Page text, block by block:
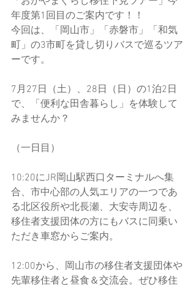
年度第1回目のご案内です！！
今回は、「岡山市」「赤磐市」「和気
町」の3市町を貸し切りバスで巡るツア
ーです。
7月27日（土）、28日（日）の1泊2日
で、「便利な田舎暮らし」を体験して
みませんか？
（一日目）
10:20にJR岡山駅西口ターミナルへ集
合、市中心部の人気エリアの一つであ
る北区役所や北長瀬、大安寺周辺を、
移住者支援団体の方にもバスに同乗い
ただき車窓からご案内。
12:00から、岡山市の移住者支援団体や
先輩移住者と昼食＆交流会。ぜひ移住